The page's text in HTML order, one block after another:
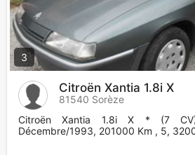
3
Citroën Xantia 1.8i X
81540 Sorèze
Citroën Xantia 1.8i X * (7 CV),
Décembre/1993, 201000 Km , 5,